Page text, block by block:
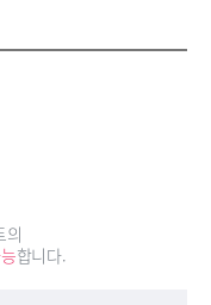
의
합니다.